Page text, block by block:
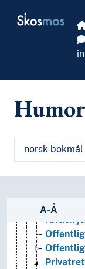
Skosmos
norsk bokmål
Sidefelt:
A-Å
Lingvistikk
Navn,
Pedagogikk
Realfag
Rettskilder
Kritisk